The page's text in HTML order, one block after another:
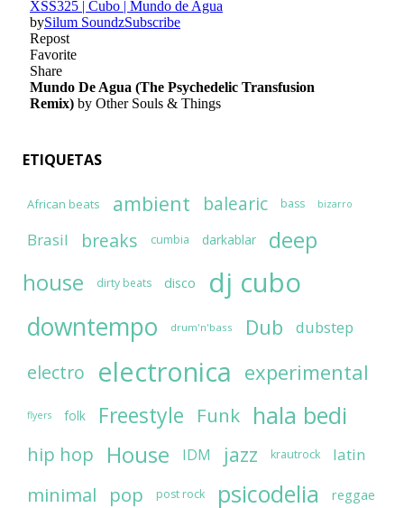
ETIQUETAS
African beats ambient balearic bass bizarro
Brasil breaks cumbia darkablar
deep
house
dirty beats disco dj cubo
downtempo drum'n'bass Dub dubstep
electro electronica experimental
flyers folk Freestyle Funk hala bedi
hip hop House IDM jazz krautrock latin
minimal pop post rock psicodelia reggae